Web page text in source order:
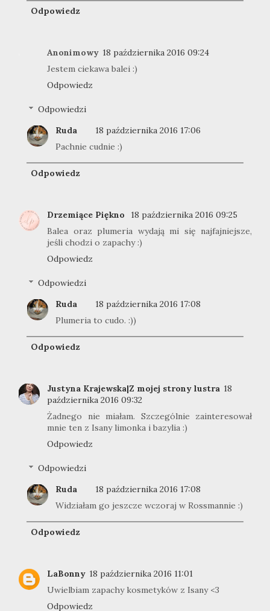
Odpowiedz
Anonimowy 18 października 2016 09:24
Jestem ciekawa balei :)
Odpowiedz
Odpowiedzi
Ruda
18 października 2016 17:06
Pachnie cudnie :)
Odpowiedz
Drzemiące Piękno
18 października 2016 09:25
Balea oraz plumeria wydają mi się najfajniejsze,
jeśli chodzi o zapachy :)
Odpowiedz
Odpowiedzi
Ruda
18 października 2016 17:08
Plumeria to cudo. :))
Odpowiedz
Justyna Krajewska|Z mojej strony lustra 18
października 2016 09:32
Żadnego nie miałam. Szczególnie zainteresował
mnie ten z Isany limonka i bazylia :)
Odpowiedz
Odpowiedzi
Ruda
18 października 2016 17:08
Widziałam go jeszcze wczoraj w Rossmannie :)
Odpowiedz
LaBonny 18 października 2016 11:01
Uwielbiam zapachy kosmetyków z Isany <3
Odpowiedz